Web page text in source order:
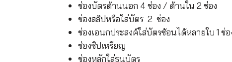
ช่องบัตรด้านนอก 4 ช่อง / ด้านใน 2 ช่อง
ช่องสลิปหรือใส่บัตร 2 ช่อง
ช่องเอนกประสงค์ใส่บัตรซ้อนได้หลายใบ 1 ช่อ
ช่องซิปเหรียญ
ช่องหลักใส่ธนบัตร